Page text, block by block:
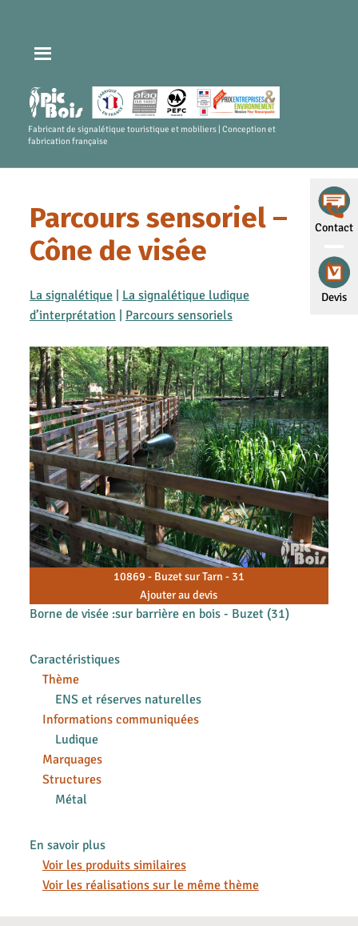
Contact
Devis
Fabricant de signalétique touristique et mobiliers | Conception et
fabrication française
Parcours sensoriel –
Cône de visée
La signalétique| La signalétique ludique
d’interprétation | Parcours sensoriels
10869 - Buzet sur Tarn - 31
Ajouter au devis
Borne de visée :sur barrière en bois - Buzet (31)
Caractéristiques
Thème
ENS et réserves naturelles
Informations communiquées
Ludique
Marquages
Structures
Métal
En savoir plus
Voir les produits similaires
Voir les réalisations sur le même thème